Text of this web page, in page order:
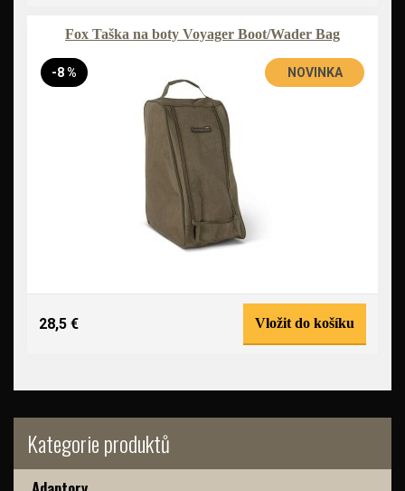
Kategorie produktů
Fox Taška na boty Voyager Boot/Wader Bag
-8 % NOVINKA
28,5 € Vložit do košíku